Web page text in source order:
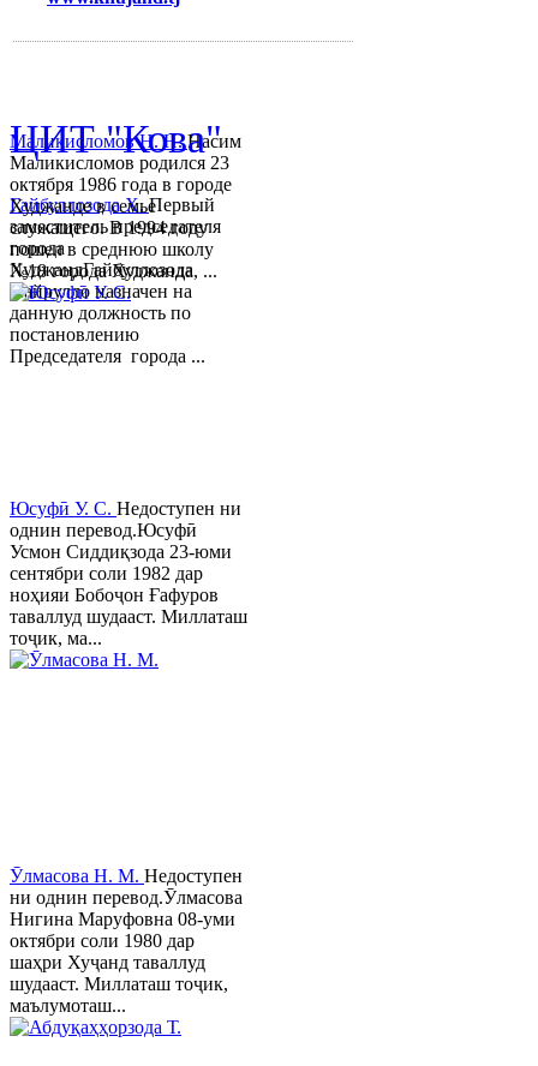
Гайбуллозода Х.Первый
заместитель председателя
города
ХуджандГайбуллозода
Хайрулло назначен на
данную должность по
постановлению
Председателя города ...
Маликисломов Н. Н.Насим
Маликисломов родился 23
октября 1986 года в городе
Худжанде в семье
служащего. В 1994 году
пошел в среднюю школу
№18 города Худжанда, ...
Юсуфӣ У. C. Недоступен ни
однин перевод.Юсуфӣ
Усмон Сиддиқзода 23-юми
сентябри соли 1982 дар
ноҳияи Бобоҷон Ғафуров
таваллуд шудааст. Миллаташ
тоҷик, ма...
Ӯлмасова Н. М. Недоступен
ни однин перевод.Ӯлмасова
Нигина Маруфовна 08-уми
октябри соли 1980 дар
шаҳри Хуҷанд таваллуд
шудааст. Миллаташ тоҷик,
маълумоташ...
ЦИТ "Кова"